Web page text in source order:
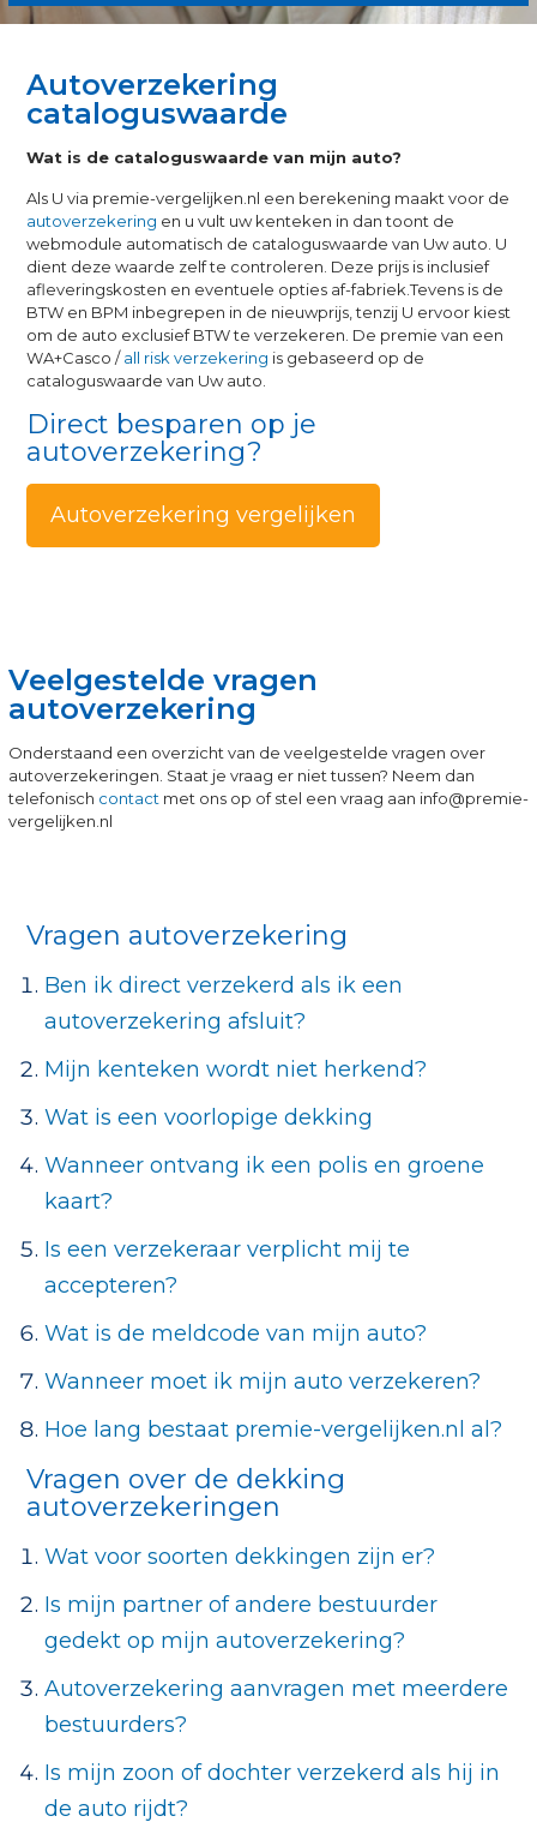
Autoverzekering
cataloguswaarde
Wat is de cataloguswaarde van mijn auto?
Als U via premie-vergelijken.nl een berekening maakt voor de
autoverzekering en u vult uw kenteken in dan toont de
webmodule automatisch de cataloguswaarde van Uw auto. U
dient deze waarde zelf te controleren. Deze prijs is inclusief
afleveringskosten en eventuele opties af-fabriek.Tevens is de
BTW en BPM inbegrepen in de nieuwprijs, tenzij U ervoor kiest
om de auto exclusief BTW te verzekeren. De premie van een
WA+Casco /all risk verzekering is gebaseerd op de
cataloguswaarde van Uw auto.
Direct besparen op je
autoverzekering?
Autoverzekering vergelijken
Veelgestelde vragen
autoverzekering
Onderstaand een overzicht van de veelgestelde vragen over
autoverzekeringen. Staat je vraag er niet tussen? Neem dan
telefonisch contact met ons op of stel een vraag aan info@premie-
vergelijken.nl
Vragen autoverzekering
Ben ik direct verzekerd als ik een
autoverzekering afsluit?
Mijn kenteken wordt niet herkend?
Wat is een voorlopige dekking
Wanneer ontvang ik een polis en groene
kaart?
Is een verzekeraar verplicht mij te
accepteren?
Wat is de meldcode van mijn auto?
Wanneer moet ik mijn auto verzekeren?
Hoe lang bestaat premie-vergelijken.nl al?
Vragen over de dekking
autoverzekeringen
Wat voor soorten dekkingen zijn er?
Is mijn partner of andere bestuurder
gedekt op mijn autoverzekering?
Autoverzekering aanvragen met meerdere
bestuurders?
Is mijn zoon of dochter verzekerd als hij in
de auto rijdt?